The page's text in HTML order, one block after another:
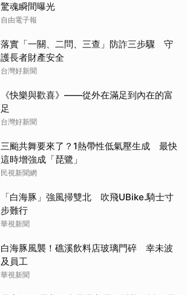
驚魂瞬間曝光
自由電子報
落實「一關、二問、三查」防詐三步驟 守
護長者財產安全
台灣好新聞
《快樂與歡喜》——從外在滿足到內在的富
足
台灣好新聞
三颱共舞要來了？1熱帶性低氣壓生成 最快
這時增強成「琵鷺」
民視新聞網
「白海豚」強風掃雙北 吹飛UBike.騎士寸
步難行
華視新聞
白海豚風襲！礁溪飲料店玻璃門碎 幸未波
及員工
華視新聞